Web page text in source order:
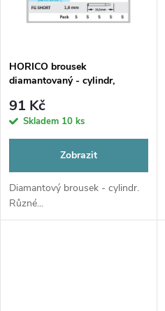
HORICO brousek
diamantovaný - cylindr,
91 Kč
Skladem 10 ks
Zobrazit
Diamantový brousek - cylindr.
Různé...